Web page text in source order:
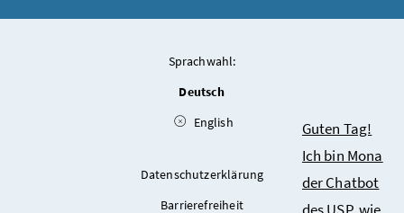
Sprachwahl:
Deutsch
English
Datenschutzerklärung
Barrierefreiheit
Chatbot
Guten Tag!
Ich bin Mona
der Chatbot